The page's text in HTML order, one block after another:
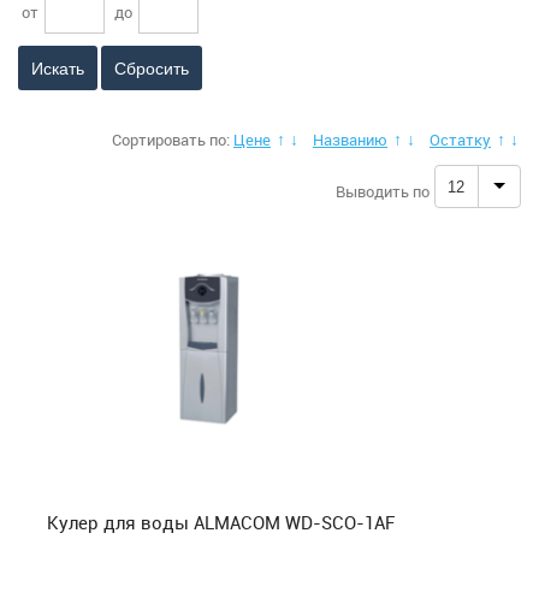
Кондиционеры
Аксессуары для кондиционеров
Отопительные котлы
Осушители воздуха
от до
Сбросить
Сортировать по: Цене ↑ ↓ Названию ↑ ↓ Остатку ↑ ↓
Выводить по 12
Кулер для воды ALMACOM WD-SСО-1AF